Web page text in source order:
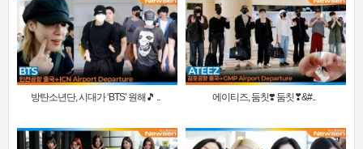
방탄소년단, 시대가 ‘BTS’ 원해🎵 .. 에이티즈, 둠칫❣️ 둠칫❣&#..